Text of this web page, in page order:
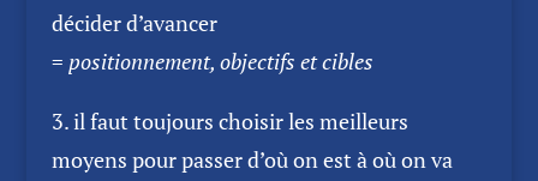
décider d’avancer
= positionnement, objectifs et cibles
3. il faut toujours choisir les meilleurs
moyens pour passer d’où on est à où on va